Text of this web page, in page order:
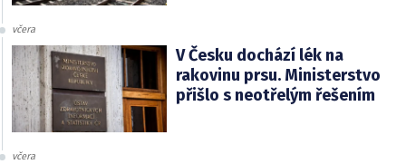
včera
V Česku dochází lék na
rakovinu prsu. Ministerstvo
přišlo s neotřelým řešením
včera